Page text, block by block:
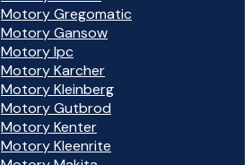
Motory Gregomatic
Motory Gansow
Motory Ipc
Motory Karcher
Motory Kleinberg
Motory Gutbrod
Motory Kenter
Motory Kleenrite